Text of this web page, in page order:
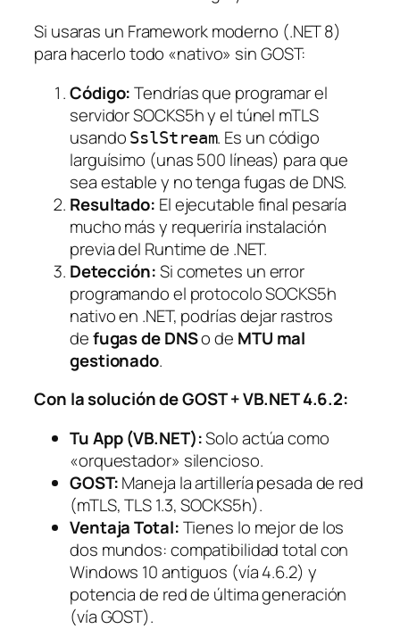
Si usaras un Framework moderno (.NET 8)
para hacerlo todo «nativo» sin GOST:
Código:Tendrías que programar el
servidor SOCKS5h y el túnel mTLS
usando SslStream. Es un código
larguísimo (unas 500 líneas) para que
sea estable y no tenga fugas de DNS.
Resultado: El ejecutable final pesaría
mucho más y requeriría instalación
previa del Runtime de .NET.
Detección:Si cometes un error
programando el protocolo SOCKS5h
nativo en .NET, podrías dejar rastros
defugas de DNSo de MTU mal
gestionado.
Con la solución de GOST + VB.NET 4.6.2:
Tu App (VB.NET):Solo actúa como
«orquestador» silencioso.
GOST:Maneja la artillería pesada de red
(mTLS, TLS 1.3, SOCKS5h).
Ventaja Total:Tienes lo mejor de los
dos mundos: compatibilidad total con
Windows 10 antiguos (vía 4.6.2) y
potencia de red de última generación
(vía GOST).